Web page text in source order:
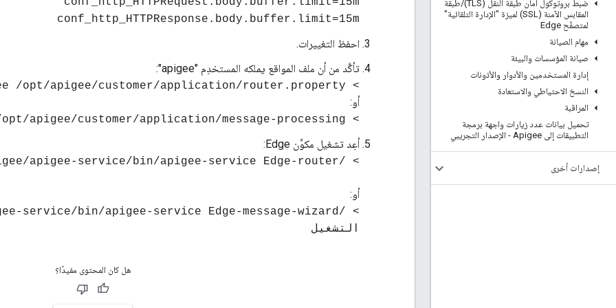
ضبط بروتوكول أمان طبقة النقل (TLS) /طبقة
المقابس الآمنة (SSL) لميزة "الإدارة التلقائية"
لمتصفّح Edge
مهام الصيانة
صيانة المؤسسات والبيئة
إدارة المستخدمين والأدوار والأذونات
النسخ الاحتياطي والاستعادة
المراقبة
تحميل بيانات عدد زيارات واجهة برمجة
التطبيقات إلى Apigee - الإصدار التجريبي
إصدارات أخرى
conf_http_HTTPResponse.body.buffer.limit=15m
احفظ التغييرات.
تأكَّد من أن ملف المواقع يملكه المستخدِم "apigee":
> chown apigee:apigee /opt/apigee/customer/application/router.property
أو:
> chown apigee:apigee /opt/apigee/customer/application/message-processing.
أعِد تشغيل مكوِّن Edge:
> /opt/apigee/apigee-service/bin/apigee-service Edge-router إعادة التشغيل
أو:
التشغيل
هل كان المحتوى مفيدًا؟